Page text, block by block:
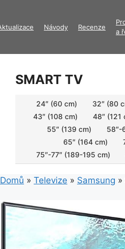
obsah
Návody Recenze
a
SMART TV
24″ (60 cm) 32″ (80
43″ (108 cm)
48″ (121
55″ (139 cm)
58″-
65″ (164 cm)
75″-77″ (189-195 cm)
Domů » Televize » Samsung »